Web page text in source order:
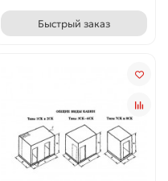
Быстрый заказ